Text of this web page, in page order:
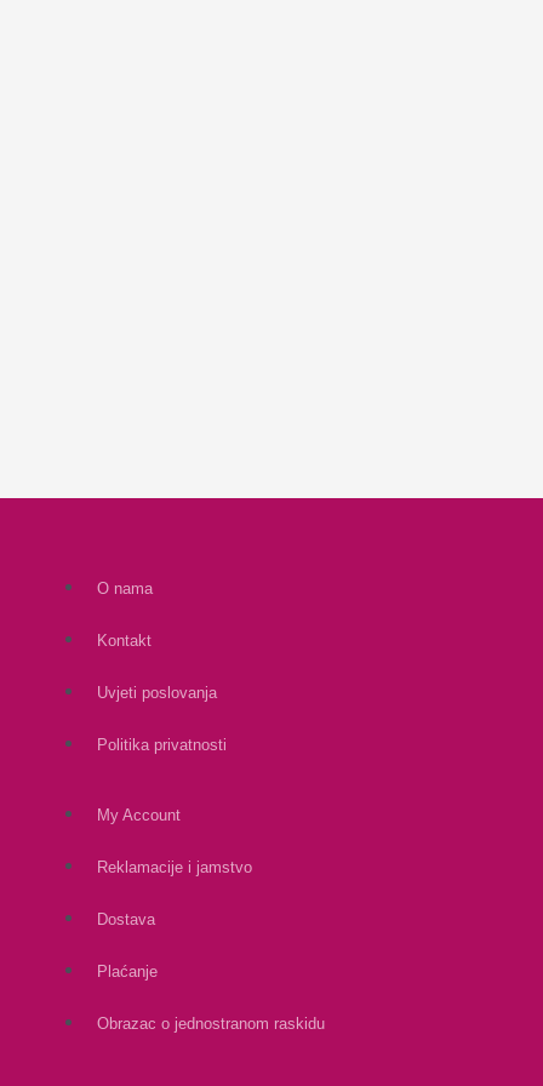
O nama
Kontakt
Uvjeti poslovanja
Politika privatnosti
My Account
Reklamacije i jamstvo
Dostava
Plaćanje
Obrazac o jednostranom raskidu